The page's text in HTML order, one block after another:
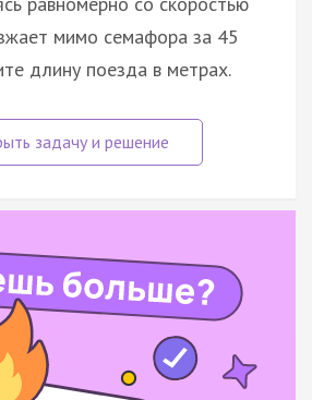
мимо семафора за 45
длину поезда в метрах.